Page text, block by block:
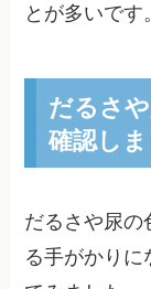
とが多いです
だるさ
確認し
だるさや尿の
る手がかりに